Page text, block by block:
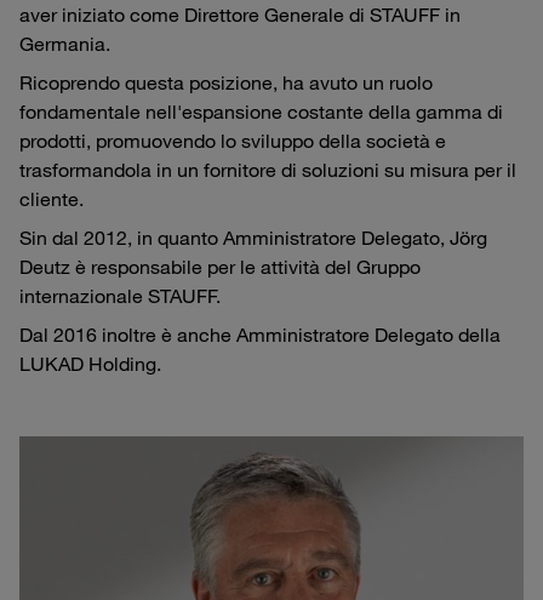
aver iniziato come Direttore Generale di STAUFF in
Germania.
Ricoprendo questa posizione, ha avuto un ruolo
fondamentale nell'espansione costante della gamma di
prodotti, promuovendo lo sviluppo della società e
trasformandola in un fornitore di soluzioni su misura per il
cliente.
Sin dal 2012, in quanto Amministratore Delegato, Jörg
Deutz è responsabile per le attività del Gruppo
internazionale STAUFF.
Dal 2016 inoltre è anche Amministratore Delegato della
LUKAD Holding.